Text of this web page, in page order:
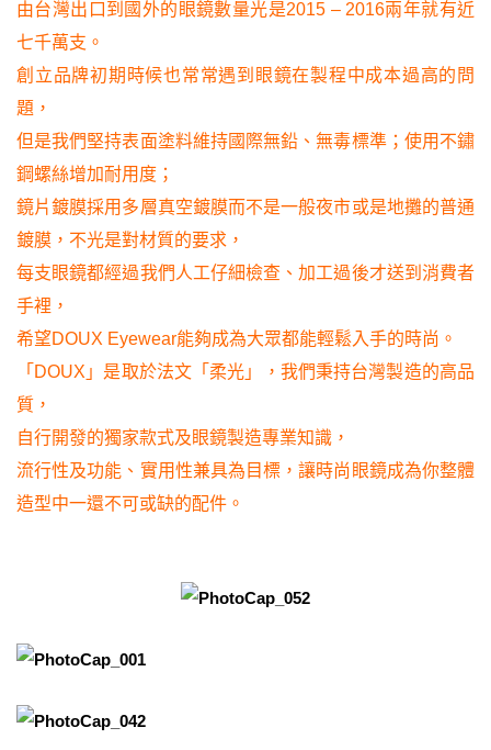
由台灣出口到國外的眼鏡數量光是2015 – 2016兩年就有近
七千萬支。
創立品牌初期時候也常常遇到眼鏡在製程中成本過高的問
題，
但是我們堅持表面塗料維持國際無鉛、無毒標準； 使用不鏽
鋼螺絲增加耐用度；
鏡片鍍膜採用多層真空鍍膜而不是一般夜市或是地攤的普通
鍍膜，不光是對材質的要求，
每支眼鏡都經過我們人工仔細檢查、加工過後才送到消費者
手裡，
希望DOUX Eyewear能夠成為大眾都能輕鬆入手的時尚。
「DOUX」是取於法文「柔光」，我們秉持台灣製造的高品
質，
自行開發的獨家款式及眼鏡製造專業知識，
流行性及功能、實用性兼具為目標，讓時尚眼鏡成為你整體
造型中一還不可或缺的配件。